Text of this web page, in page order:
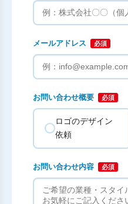
メールアドレス 必須
お問い合わせ概要 必須
ロゴのデザイン
依頼
お問い合わせ内容 必須